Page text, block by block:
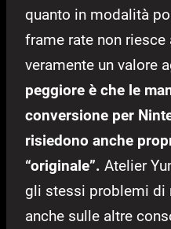
quanto in modalità
frame rate non riesce
veramente un valore
peggiore è che le
conversione per
risiedono anche
“originale”. Atelier
gli stessi problemi di
anche sulle altre